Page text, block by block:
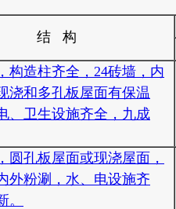
结 构
构造柱齐全，24砖墙，内
浇和多孔板屋面有保温
、卫生设施齐全，九成
圆孔板屋面或现浇屋面，
外粉涮，水、电设施齐
。